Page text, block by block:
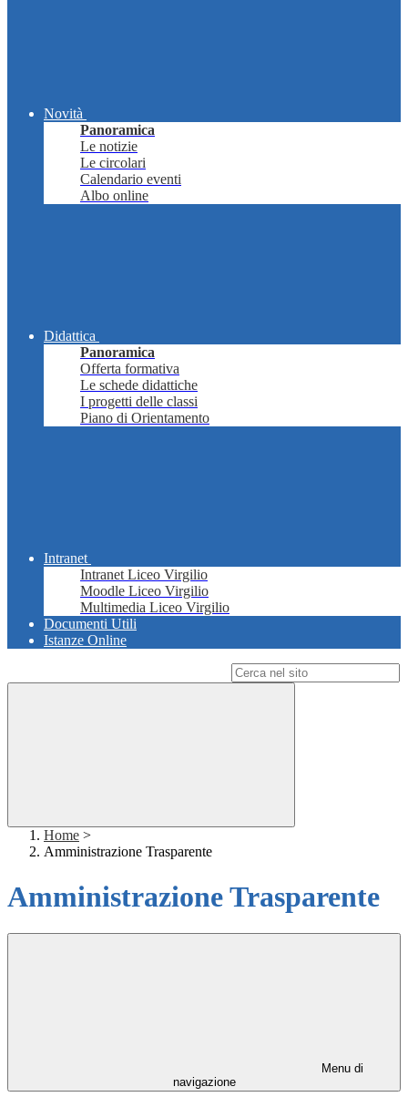
Novità
Panoramica
Le notizie
Le circolari
Calendario eventi
Albo online
Didattica
Panoramica
Offerta formativa
Le schede didattiche
I progetti delle classi
Piano di Orientamento
Intranet
Intranet Liceo Virgilio
Moodle Liceo Virgilio
Multimedia Liceo Virgilio
Documenti Utili
Istanze Online
Home >
Amministrazione Trasparente
Amministrazione Trasparente
Menu di
navigazione